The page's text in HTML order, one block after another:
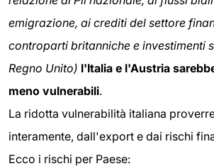
emigrazione, ai crediti del settore
controparti britanniche e investimenti
Regno Unito) l'Italia e l'Austria
meno vulnerabili.
La ridotta vulnerabilità italiana
interamente, dall'export e dai rischi
Ecco i rischi per Paese: